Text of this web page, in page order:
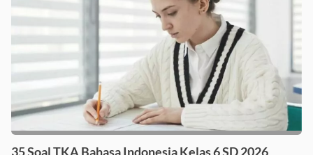
35 Soal TKA Bahasa Indonesia Kelas 6 SD 2026